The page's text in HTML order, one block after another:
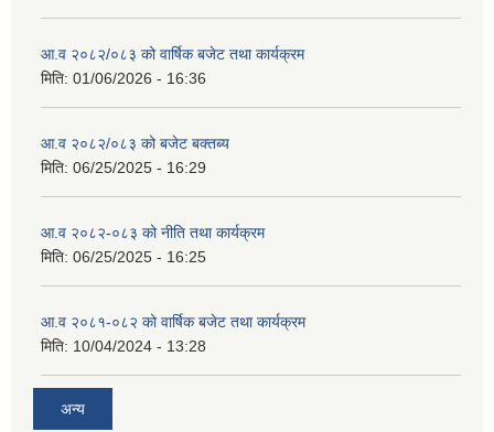
आ.व २०८२/०८३ को वार्षिक बजेट तथा कार्यक्रम
मिति: 01/06/2026 - 16:36
आ.व २०८२/०८३ को बजेट बक्तब्य
मिति: 06/25/2025 - 16:29
आ.व २०८२-०८३ को नीति तथा कार्यक्रम
मिति: 06/25/2025 - 16:25
आ.व २०८१-०८२ को वार्षिक बजेट तथा कार्यक्रम
मिति: 10/04/2024 - 13:28
अन्य